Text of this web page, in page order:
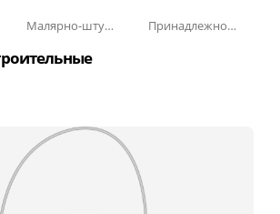
Малярно-штукатурные инструменты Принадлежности для малярно-штукатурных работ